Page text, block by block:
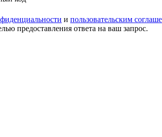
и пользовательским
предоставления ответа на ваш запрос.